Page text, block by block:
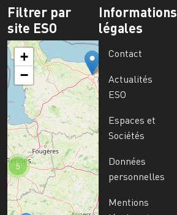
Filtrer par
site ESO
5
+
−
Informations
légales
Contact
Actualités
ESO
Espaces et
Sociétés
Données
personnelles
Mentions